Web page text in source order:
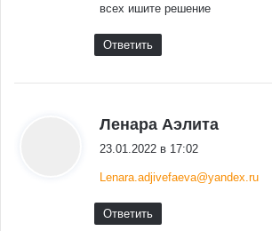
всех ишите решение
Ответить
Ленара Аэлита
23.01.2022 в 17:02
Lenara.adjivefaeva@yandex.ru
Ответить